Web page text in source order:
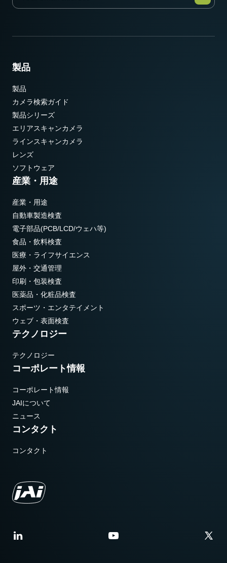
製品
製品
カメラ検索ガイド
製品シリーズ
エリアスキャンカメラ
ラインスキャンカメラ
レンズ
ソフトウェア
産業・用途
産業・用途
自動車製造検査
電子部品(PCB/LCD/ウェハ等)
食品・飲料検査
医療・ライフサイエンス
屋外・交通管理
印刷・包装検査
医薬品・化粧品検査
スポーツ・エンタテイメント
ウェブ・表面検査
テクノロジー
テクノロジー
コーポレート情報
コーポレート情報
JAIについて
ニュース
コンタクト
コンタクト